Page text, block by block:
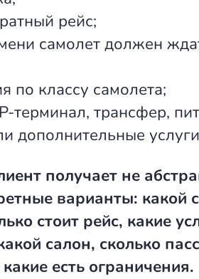
рейс;
самолет должен
по классу самолета;
терминал, трансфер,
дополнительные
получает не
варианты: какой
стоит рейс, какие
салон, сколько
есть ограничения.